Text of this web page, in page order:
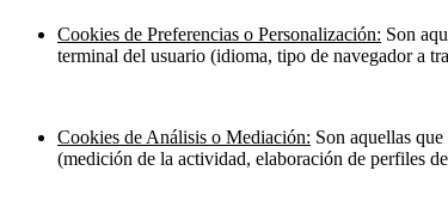
Cookies de Preferencias o Personalización: Son
terminal del usuario (idioma, tipo de navegador a
Cookies de Análisis o Mediación: Son aquellas
(medición de la actividad, elaboración de perfiles